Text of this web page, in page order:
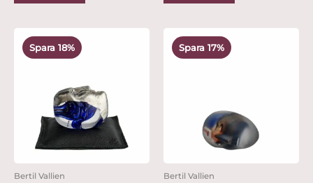
Spara 18%
Bertil Vallien
ursprungliga
priset
Spara 17%
Bertil Vallien
ursprungliga